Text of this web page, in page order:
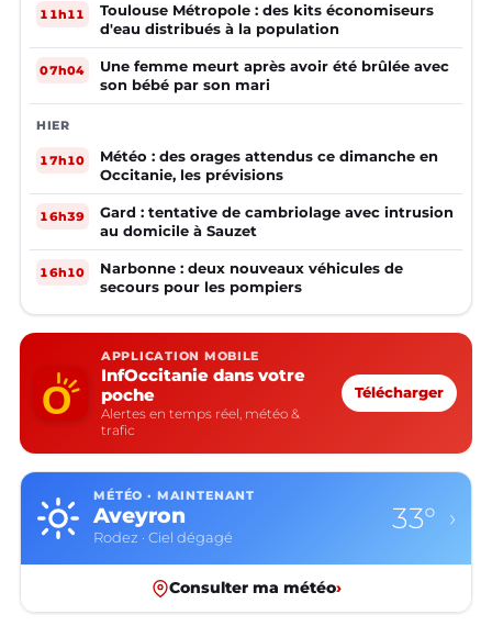
11h11
Toulouse Métropole : des kits économiseurs
d'eau distribués à la population
07h04
Une femme meurt après avoir été brûlée avec
son bébé par son mari
HIER
17h10
Météo : des orages attendus ce dimanche en
Occitanie, les prévisions
16h39
Gard : tentative de cambriolage avec intrusion
au domicile à Sauzet
16h10
Narbonne : deux nouveaux véhicules de
secours pour les pompiers
APPLICATION MOBILE
InfOccitanie dans votre
poche
Alertes en temps réel, météo &
trafic
Télécharger
MÉTÉO · MAINTENANT
Gard
Nîmes · Ciel dégagé
33° ›
Consulter ma météo›